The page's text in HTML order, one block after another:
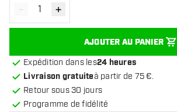
Diminuer la quantité
- Augmenter la quantité
+
AJOUTER AU PANIER
Expédition dans les24 heures
Livraison gratuiteà partir de 75 €.
Retour sous 30 jours
Programme de fidélité